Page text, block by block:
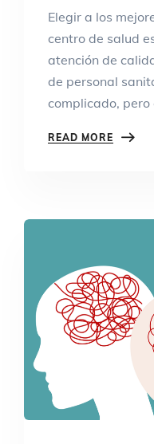
Elegir a los
centro de salud
atención de
de personal
complicado, pero
READ MORE